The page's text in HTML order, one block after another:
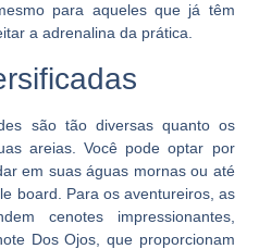
para aqueles que já têm
a adrenalina da prática.
são tão diversas quanto os
areias. Você pode optar por
em suas águas mornas ou até
board. Para os aventureiros, as
cenotes impressionantes,
Dos Ojos, que proporcionam